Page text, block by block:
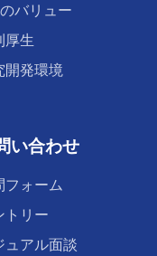
バリュー
厚生
開発環境
い合わせ
フォーム
トリー
ュアル面談